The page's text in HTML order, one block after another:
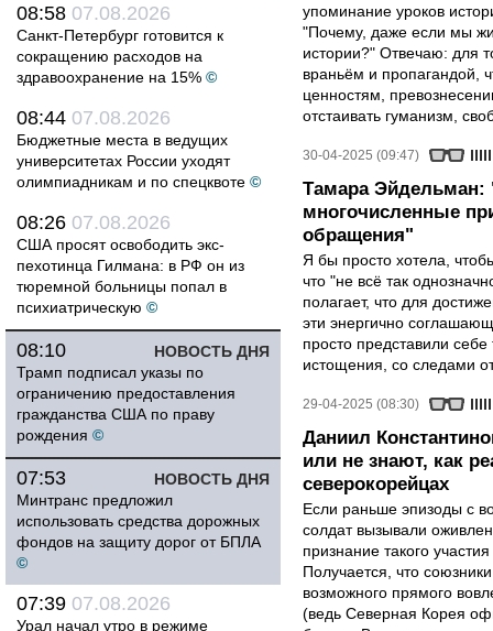
08:58 07.08.2026
Санкт-Петербург готовится к
сокращению расходов на
здравоохранение на 15% ©
08:44 07.08.2026
Бюджетные места в ведущих
университетах России уходят
олимпиадникам и по спецквоте ©
08:26 07.08.2026
США просят освободить экс-
пехотинца Гилмана: в РФ он из
тюремной больницы попал в
психиатрическую ©
НОВОСТЬ ДНЯ
08:10
Трамп подписал указы по
ограничению предоставления
гражданства США по праву
рождения ©
НОВОСТЬ ДНЯ
07:53
Минтранс предложил
использовать средства дорожных
фондов на защиту дорог от БПЛА
©
07:39 07.08.2026
Урал начал утро в режиме
упоминание уроков
"Почему, даже если мы
истории?" Отвечаю: для
враньём и пропагандой,
ценностям,
отстаивать гуманизм,
30-04-2025 (09:47)
Тамара
многочисленные
обращения"
Я бы просто хотела,
что "не всё так
полагает, что для
эти энергично
просто представили
истощения, со следами
29-04-2025 (08:30)
Даниил
или не знают, как
северокорейцах
Если раньше эпизоды с
солдат вызывали
признание такого
Получается, что
возможного прямого
(ведь Северная Корея